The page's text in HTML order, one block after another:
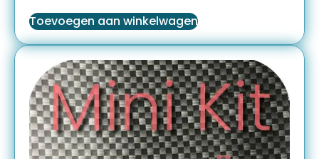
Toevoegen aan winkelwagen